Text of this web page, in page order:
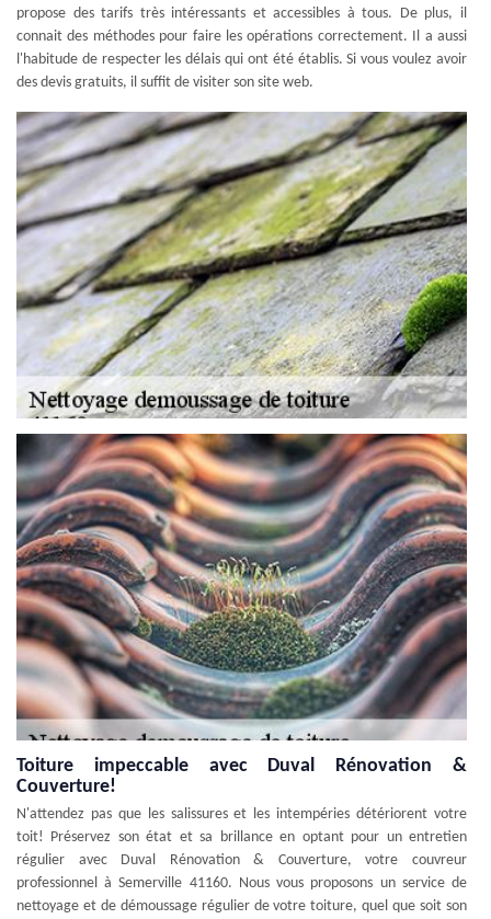
propose des tarifs très intéressants et accessibles à tous. De plus, il
connait des méthodes pour faire les opérations correctement. Il a aussi
l'habitude de respecter les délais qui ont été établis. Si vous voulez avoir
des devis gratuits, il suffit de visiter son site web.
Toiture impeccable avec Duval Rénovation &
Couverture!
N'attendez pas que les salissures et les intempéries détériorent votre
toit! Préservez son état et sa brillance en optant pour un entretien
régulier avec Duval Rénovation & Couverture, votre couvreur
professionnel à Semerville 41160. Nous vous proposons un service de
nettoyage et de démoussage régulier de votre toiture, quel que soit son